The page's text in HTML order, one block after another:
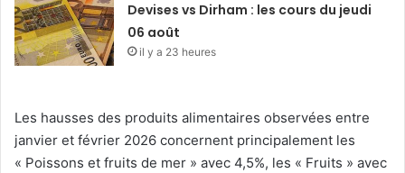
Devises vs Dirham : les cours du jeudi
06 août
il y a 23 heures
Les hausses des produits alimentaires observées entre
janvier et février 2026 concernent principalement les
« Poissons et fruits de mer » avec 4,5%, les « Fruits » avec